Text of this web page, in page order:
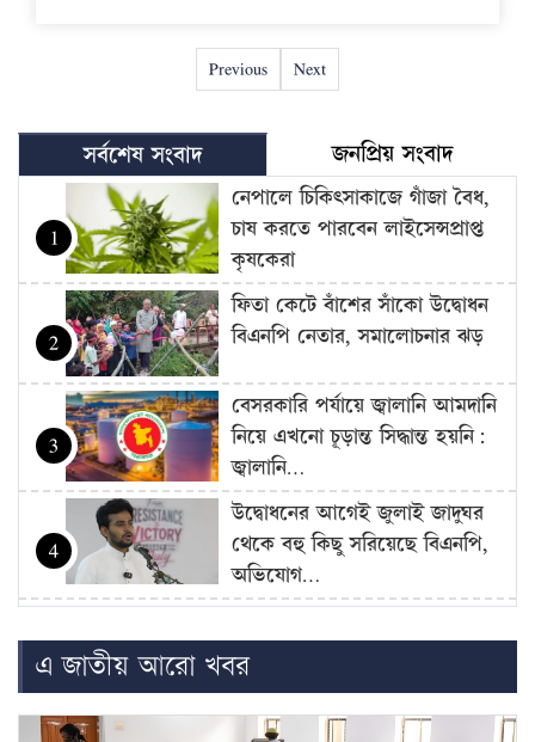
Previous Next
সর্বশেষ সংবাদ জনপ্রিয় সংবাদ
1
নেপালে চিকিৎসাকাজে গাঁজা বৈধ,
চাষ করতে পারবেন লাইসেন্সপ্রাপ্ত
কৃষকেরা
2
ফিতা কেটে বাঁশের সাঁকো উদ্বোধন
বিএনপি নেতার, সমালোচনার ঝড়
3
বেসরকারি পর্যায়ে জ্বালানি আমদানি
নিয়ে এখনো চূড়ান্ত সিদ্ধান্ত হয়নি:
জ্বালানি…
4
উদ্বোধনের আগেই জুলাই জাদুঘর
থেকে বহু কিছু সরিয়েছে বিএনপি,
অভিযোগ…
5
বিশেষ ক্ষমতা আইন প্রয়োগ করা
হবে: আইনমন্ত্রী
বিএনপি হয়তো ভারতকে ভয়
এ জাতীয় আরো খবর